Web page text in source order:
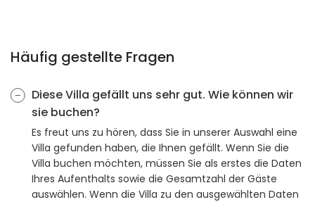
Häufig gestellte Fragen
Diese Villa gefällt uns sehr gut. Wie können wir
sie buchen?
Es freut uns zu hören, dass Sie in unserer Auswahl eine
Villa gefunden haben, die Ihnen gefällt. Wenn Sie die
Villa buchen möchten, müssen Sie als erstes die Daten
Ihres Aufenthalts sowie die Gesamtzahl der Gäste
auswählen. Wenn die Villa zu den ausgewählten Daten